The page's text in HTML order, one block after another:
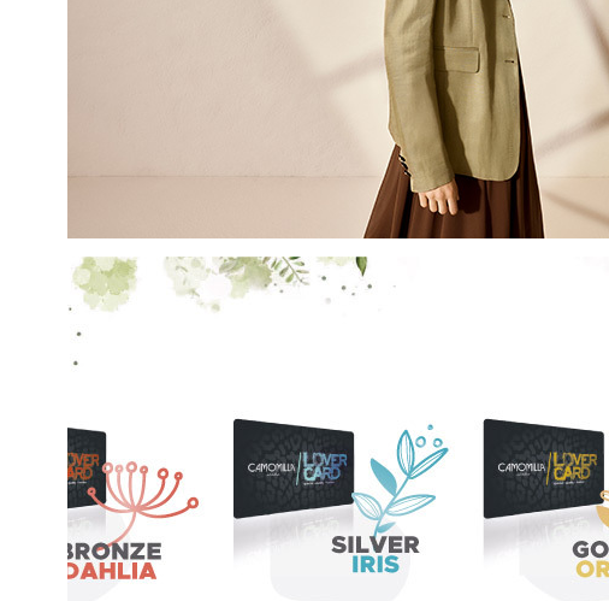
Con la creazione del tuo profilo,
compreso la nostra Privacy Policy e
My Lovely Garden e di essere
QUESTO SITO È PROTETTO DA RECAPTCHA E SI
PRIVACY